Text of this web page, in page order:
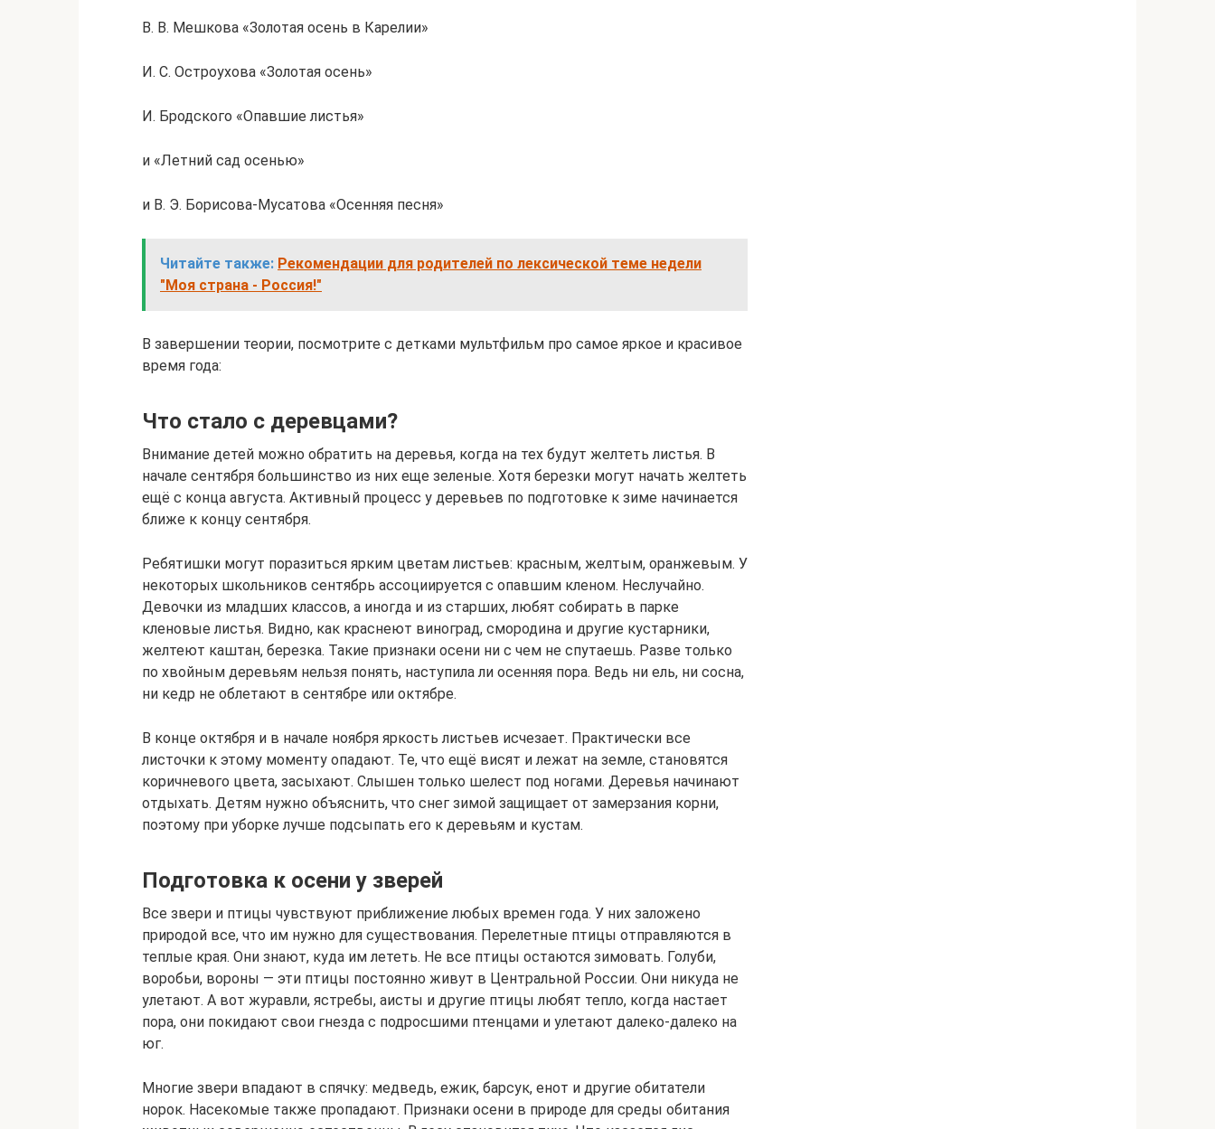
В. В. Мешкова «Золотая осень в Карелии»
И. С. Остроухова «Золотая осень»
И. Бродского «Опавшие листья»
и «Летний сад осенью»
и В. Э. Борисова-Мусатова «Осенняя песня»
Читайте также: Рекомендации для родителей по лексической теме недели
"Моя страна - Россия!"
В завершении теории, посмотрите с детками мультфильм про самое яркое и красивое
время года:
Что стало с деревцами?
Внимание детей можно обратить на деревья, когда на тех будут желтеть листья. В
начале сентября большинство из них еще зеленые. Хотя березки могут начать желтеть
ещё с конца августа. Активный процесс у деревьев по подготовке к зиме начинается
ближе к концу сентября.
Ребятишки могут поразиться ярким цветам листьев: красным, желтым, оранжевым. У
некоторых школьников сентябрь ассоциируется с опавшим кленом. Неслучайно.
Девочки из младших классов, а иногда и из старших, любят собирать в парке
кленовые листья. Видно, как краснеют виноград, смородина и другие кустарники,
желтеют каштан, березка. Такие признаки осени ни с чем не спутаешь. Разве только
по хвойным деревьям нельзя понять, наступила ли осенняя пора. Ведь ни ель, ни сосна,
ни кедр не облетают в сентябре или октябре.
В конце октября и в начале ноября яркость листьев исчезает. Практически все
листочки к этому моменту опадают. Те, что ещё висят и лежат на земле, становятся
коричневого цвета, засыхают. Слышен только шелест под ногами. Деревья начинают
отдыхать. Детям нужно объяснить, что снег зимой защищает от замерзания корни,
поэтому при уборке лучше подсыпать его к деревьям и кустам.
Подготовка к осени у зверей
Все звери и птицы чувствуют приближение любых времен года. У них заложено
природой все, что им нужно для существования. Перелетные птицы отправляются в
теплые края. Они знают, куда им лететь. Не все птицы остаются зимовать. Голуби,
воробьи, вороны — эти птицы постоянно живут в Центральной России. Они никуда не
улетают. А вот журавли, ястребы, аисты и другие птицы любят тепло, когда настает
пора, они покидают свои гнезда с подросшими птенцами и улетают далеко-далеко на
юг.
Многие звери впадают в спячку: медведь, ежик, барсук, енот и другие обитатели
норок. Насекомые также пропадают. Признаки осени в природе для среды обитания